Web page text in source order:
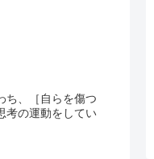
ち、［自らを傷つ
考の運動をしてい